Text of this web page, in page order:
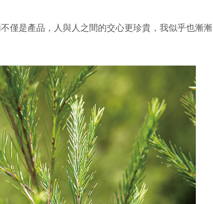
僅是產品，人與人之間的交心更珍貴，我似乎也漸漸